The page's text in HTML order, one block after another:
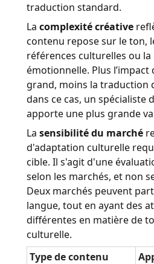
traduction standard.
La complexité créative
contenu repose sur le ton,
références culturelles ou la
émotionnelle. Plus
grand, moins la traduction
dans ce cas, un spécialiste
apporte une plus grande
La sensibilité du marché
d'adaptation culturelle
cible. Il s'agit d'une
selon les marchés, et non
Deux marchés peuvent
langue, tout en ayant des
différentes en matière de
culturelle.
Type de contenu